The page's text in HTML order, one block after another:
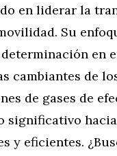
en liderar la
Su
en
cambiantes de
de gases de
significativo
y eficientes.